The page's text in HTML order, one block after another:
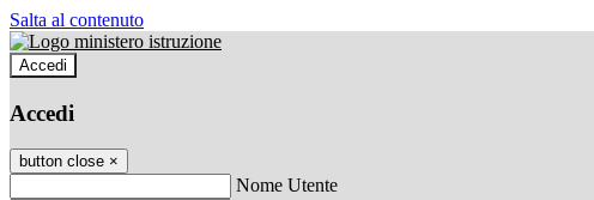
Salta al contenuto
Accedi
Accedi
button close ×
Nome Utente